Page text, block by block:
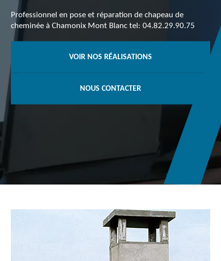
Professionnel en pose et réparation de chapeau de
cheminée à Chamonix Mont Blanc tel: 04.82.29.90.75
VOIR NOS RÉALISATIONS
NOUS CONTACTER